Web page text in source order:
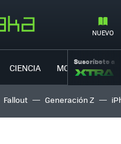
NUEVO
CIENCIA MOVILIDAD
Suscríbete a
Fallout Generación Z